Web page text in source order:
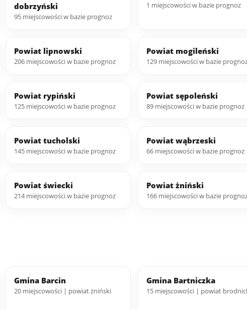
dobrzyński
95 miejscowości w bazie prognoz
1 miejscowości w bazie prognoz
Powiat lipnowski
206 miejscowości w bazie prognoz
Powiat mogileński
129 miejscowości w bazie
Powiat rypiński
125 miejscowości w bazie prognoz
Powiat sępoleński
89 miejscowości w bazie prognoz
Powiat tucholski
145 miejscowości w bazie prognoz
Powiat wąbrzeski
66 miejscowości w bazie prognoz
Powiat świecki
214 miejscowości w bazie prognoz
Powiat żniński
166 miejscowości w bazie
Gmina Barcin
20 miejscowości | powiat żniński
Gmina Bartniczka
15 miejscowości | powiat